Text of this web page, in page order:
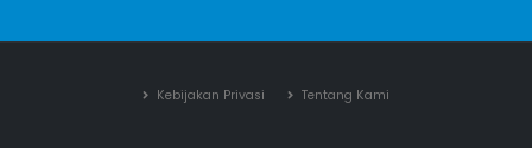
Kebijakan Privasi Tentang Kami